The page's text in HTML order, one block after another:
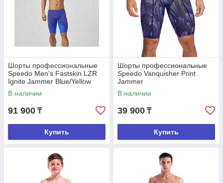
Шорты профессиональные
Speedo Men's Fastskin LZR
Ignite Jammer Blue/Yellow
В наличии
91 900 ₸
Купить
Шорты профессиональные
Speedo Vanquisher Print
Jammer
В наличии
39 900 ₸
Купить